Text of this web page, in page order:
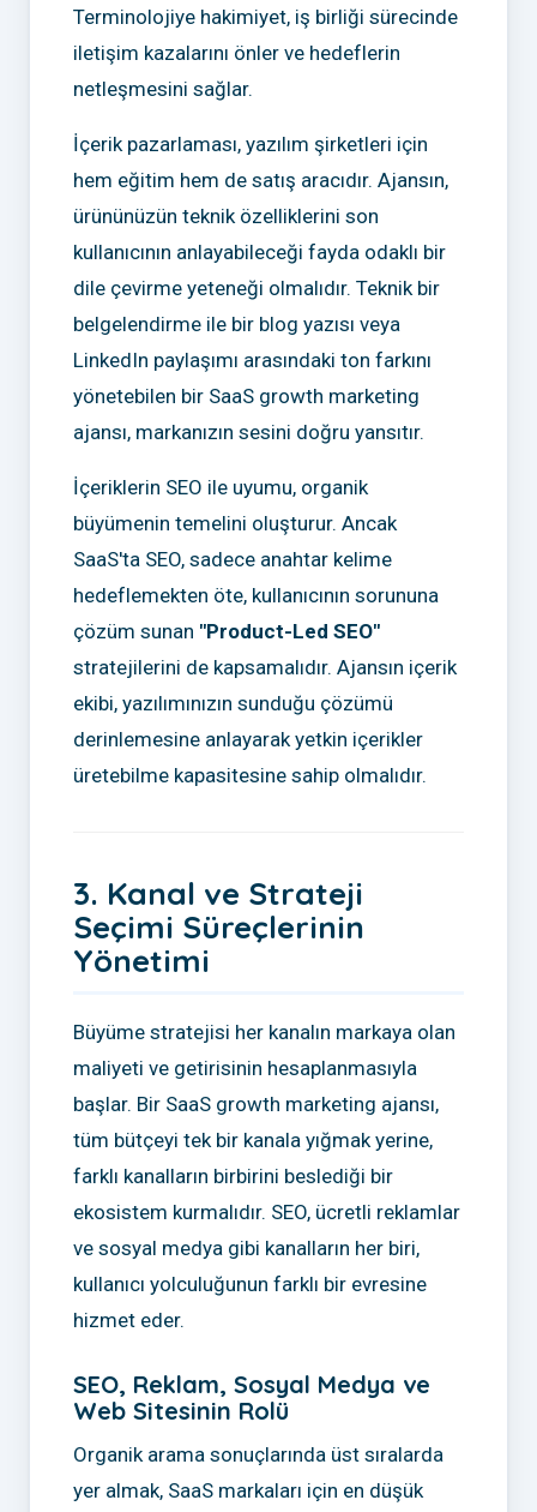
Terminolojiye hakimiyet, iş birliği sürecinde
iletişim kazalarını önler ve hedeflerin
netleşmesini sağlar.
İçerik pazarlaması, yazılım şirketleri için
hem eğitim hem de satış aracıdır. Ajansın,
ürününüzün teknik özelliklerini son
kullanıcının anlayabileceği fayda odaklı bir
dile çevirme yeteneği olmalıdır. Teknik bir
belgelendirme ile bir blog yazısı veya
LinkedIn paylaşımı arasındaki ton farkını
yönetebilen bir SaaS growth marketing
ajansı, markanızın sesini doğru yansıtır.
İçeriklerin SEO ile uyumu, organik
büyümenin temelini oluşturur. Ancak
SaaS'ta SEO, sadece anahtar kelime
hedeflemekten öte, kullanıcının sorununa
çözüm sunan "Product-Led SEO"
stratejilerini de kapsamalıdır. Ajansın içerik
ekibi, yazılımınızın sunduğu çözümü
derinlemesine anlayarak yetkin içerikler
üretebilme kapasitesine sahip olmalıdır.
3. Kanal ve Strateji
Seçimi Süreçlerinin
Yönetimi
Büyüme stratejisi her kanalın markaya olan
maliyeti ve getirisinin hesaplanmasıyla
başlar. Bir SaaS growth marketing ajansı,
tüm bütçeyi tek bir kanala yığmak yerine,
farklı kanalların birbirini beslediği bir
ekosistem kurmalıdır. SEO, ücretli reklamlar
ve sosyal medya gibi kanalların her biri,
kullanıcı yolculuğunun farklı bir evresine
hizmet eder.
SEO, Reklam, Sosyal Medya ve
Web Sitesinin Rolü
Organik arama sonuçlarında üst sıralarda
yer almak, SaaS markaları için en düşük